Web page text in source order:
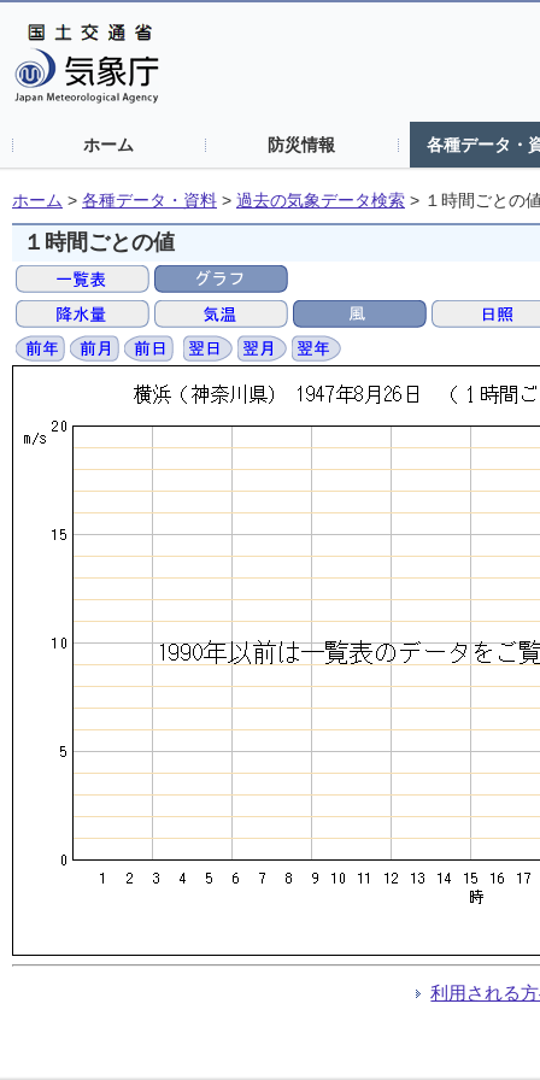
ホーム 防災情報 各種データ・
ホーム > 各種データ・資料 > 過去の気象データ検索 > １時間ごとの
１時間ごとの値
利用される